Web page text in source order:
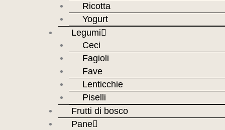
Ricotta
Yogurt
Legumi
Ceci
Fagioli
Fave
Lenticchie
Piselli
Frutti di bosco
Pane